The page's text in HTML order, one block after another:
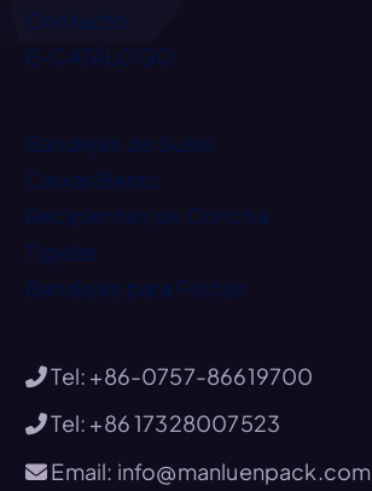
Contacto
E-CATÁLOGO
Bandejas de Sushi
Caixas Bento
Recipientes de Concha
Tigelas
Bandejas para Festas
Tel: +86-0757-86619700
Tel: +86 17328007523
Email: info@manluenpack.com